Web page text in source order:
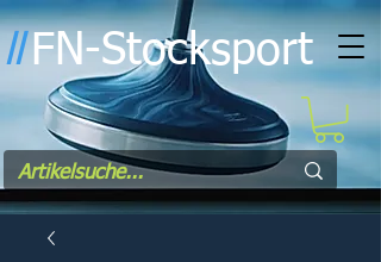
ll FN-Stocksport